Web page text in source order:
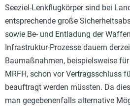
Seeziel-Lenkflugkörper sind bei
entsprechende große
sowie Be- und Entladung der
Infrastruktur-Prozesse dauern
Baumaßnahmen, beispielsweise
MRFH, schon vor Vertragsschluss
beauftragt werden müssten. Da
man gegebenenfalls alternative